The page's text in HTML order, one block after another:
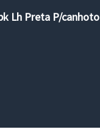
Lh Preta P/canhoto